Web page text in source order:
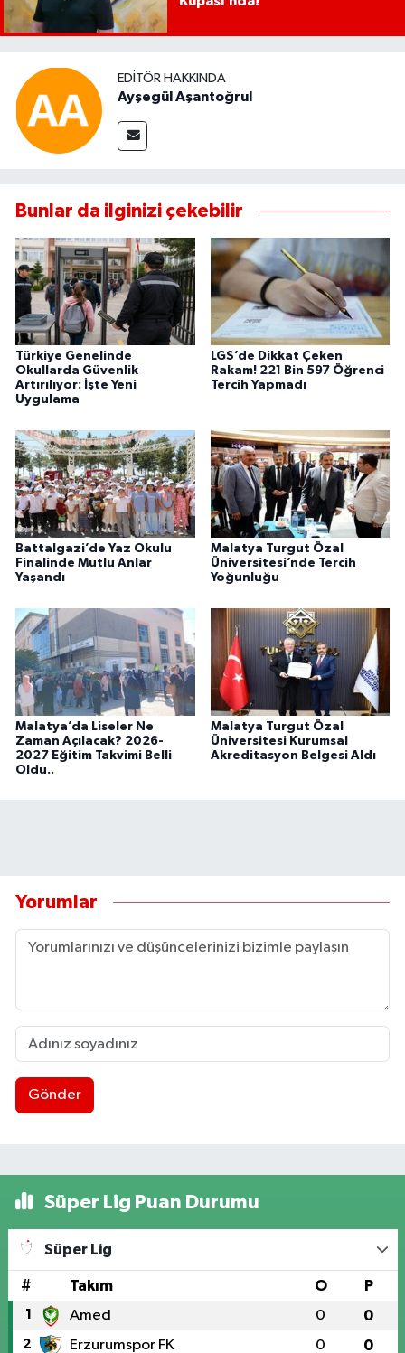
EDITÖR HAKKINDA
Ayşegül Aşantoğrul
Bunlar da ilginizi çekebilir
Türkiye Genelinde
Okullarda Güvenlik
Artırılıyor: İşte Yeni
Uygulama
LGS’de Dikkat Çeken
Rakam! 221 Bin 597 Öğrenci
Tercih Yapmadı
Battalgazi’de Yaz Okulu
Finalinde Mutlu Anlar
Yaşandı
Malatya Turgut Özal
Üniversitesi’nde Tercih
Yoğunluğu
Malatya’da Liseler Ne
Zaman Açılacak? 2026-
2027 Eğitim Takvimi Belli
Oldu..
Malatya Turgut Özal
Üniversitesi Kurumsal
Akreditasyon Belgesi Aldı
Yorumlar
Gönder
Süper Lig Puan Durumu
Süper Lig
# Takım O P
1 Amed 0 0
2 Erzurumspor FK 0 0